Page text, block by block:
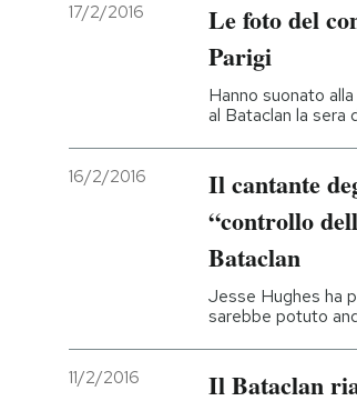
17/2/2016
Le foto del
Parigi
Hanno suonato
al Bataclan la
16/2/2016
Il cantante
“controllo
Bataclan
Jesse Hughes ha
sarebbe potuto
11/2/2016 Il Bataclan